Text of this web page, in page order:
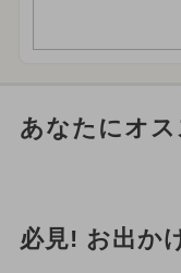
あなたにオ
必見! お出か